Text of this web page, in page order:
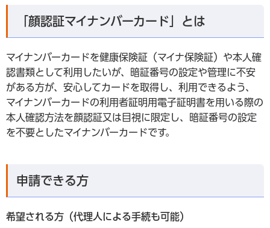
「顔認証マイナンバーカード」とは
マイナンバーカードを健康保険証（マイナ保険証）や本人確
認書類として利用したいが、暗証番号の設定や管理に不安
がある方が、安心してカードを取得し、利用できるよう、
マイナンバーカードの利用者証明用電子証明書を用いる際の
本人確認方法を顔認証又は目視に限定し、暗証番号の設定
を不要としたマイナンバーカードです。
申請できる方
希望される方（代理人による手続も可能）